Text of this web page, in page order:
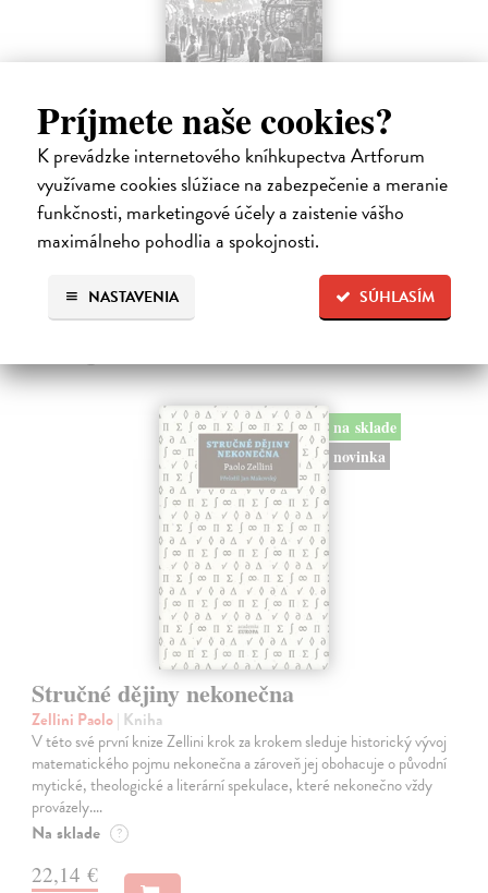
Príjmete naše cookies?
K prevádzke internetového kníhkupectva Artforum
využívame cookies slúžiace na zabezpečenie a meranie
funkčnosti, marketingové účely a zaistenie vášho
maximálneho pohodlia a spokojnosti.
SÚHLASÍM
NASTAVENIA
Memoár o chudobě
Tocqueville Alexis de| Kniha
První český překlad méně známého díla jedné z nejvýznamnějších
osobností evropské politické filosofie 19. století je doplněn obšírnými
komentáři Ivo Budila, Jana Kellera a Gertrudy Himmelfalberové.
Od…
5,94 €
na sklade
novinka
Stručné dějiny nekonečna
Zellini Paolo| Kniha
V této své první knize Zellini krok za krokem sleduje historický vývoj
matematického pojmu nekonečna a zároveň jej obohacuje o původní
mytické, theologické a literární spekulace, které nekonečno vždy
provázely.…
Na sklade ?
22,14 €